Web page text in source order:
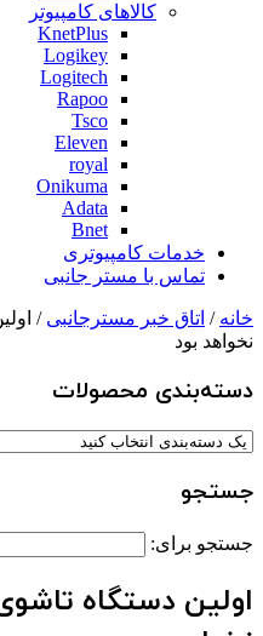
کالاهای کامپیوتر
KnetPlus
Logikey
Logitech
Rapoo
Tsco
Eleven
royal
Onikuma
Adata
Bnet
خدمات کامپیوتری
تماس با مستر جانبی
خانه / اتاق خبر مسترجانبی /
نخواهد بود
دسته‌بندی‌ محصولات
جستجو
جستجو برای:
اولین دستگاه